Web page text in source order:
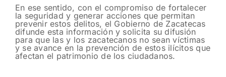
En ese sentido, con el compromiso de fortalecer
la seguridad y generar acciones que permitan
prevenir estos delitos, el Gobierno de Zacatecas
difunde esta información y solicita su difusión
para que las y los zacatecanos no sean víctimas
y se avance en la prevención de estos ilícitos que
afectan el patrimonio de los ciudadanos.